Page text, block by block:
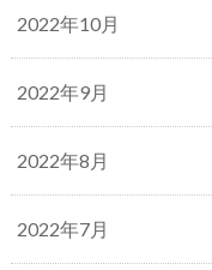
2022年10月
2022年9月
2022年8月
2022年7月